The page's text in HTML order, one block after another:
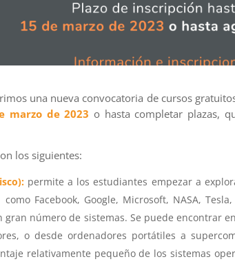
una nueva convocatoria de cursos
marzo de 2023 o hasta completar plazas,
los siguientes:
permite a los estudiantes empezar a
Facebook, Google, Microsoft, NASA,
gran número de sistemas. Se puede encontrar
o desde ordenadores portátiles a
relativamente pequeño de los sistemas